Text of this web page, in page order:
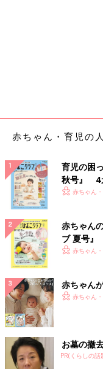
赤ちゃん・育児の
育児の困
秋号』 4
いっぱい
赤ちゃん
赤ちゃん
ブ 夏号』
く！ おっ
赤ちゃん
赤ちゃん
赤ちゃん
お墓の撤
PR(くらしの話